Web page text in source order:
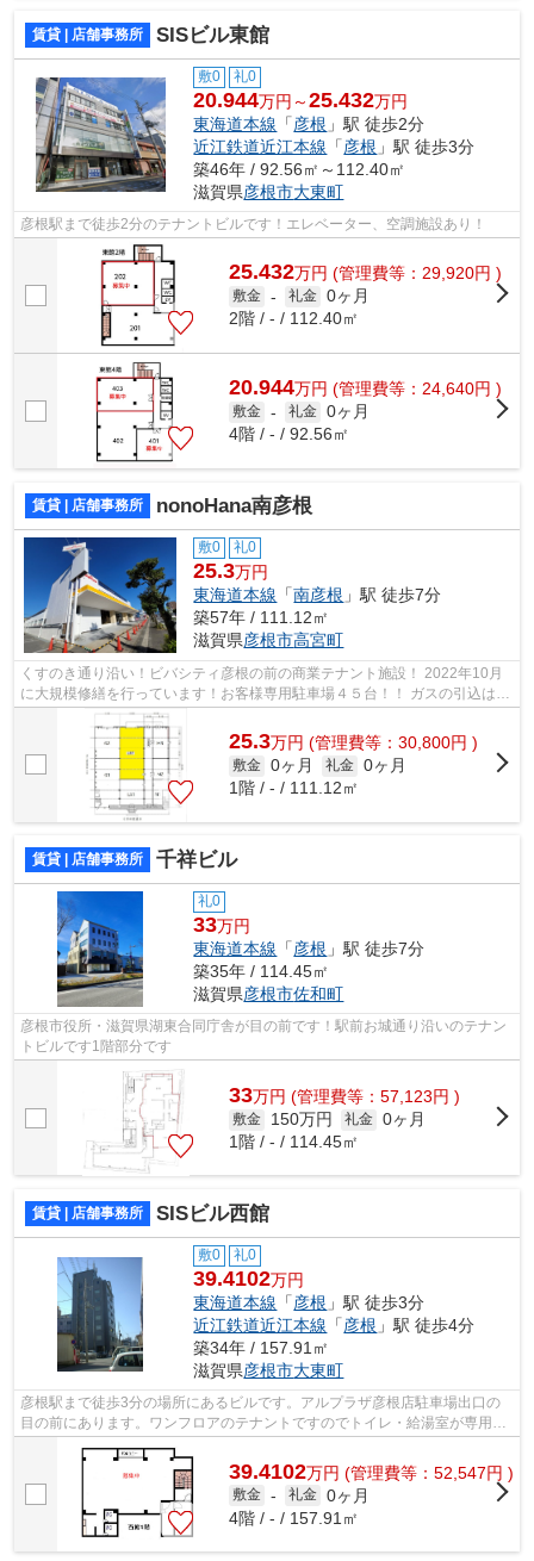
賃貸 | 店舗事務所 SISビル東館
敷0 礼0
20.944万円～25.432万円
東海道本線 「彦根 」駅 徒歩2分
近江鉄道近江本線 「彦根 」駅 徒歩3分
築46年 / 92.56㎡～112.40㎡
滋賀県彦根市大東町
彦根駅まで徒歩2分のテナントビルです！エレベーター、空調施設あり！
25.432万円 (管理費等：29,920円 )
敷金 - 礼金 0ヶ月
2階 / - / 112.40㎡
20.944万円 (管理費等：24,640円 )
敷金 - 礼金 0ヶ月
4階 / - / 92.56㎡
賃貸 | 店舗事務所 nonoHana南彦根
敷0 礼0
25.3万円
東海道本線 「南彦根 」駅 徒歩7分
築57年 / 111.12㎡
滋賀県彦根市高宮町
くすのき通り沿い！ビバシティ彦根の前の商業テナント施設！ 2022年10月
に大規模修繕を行っています！お客様専用駐車場４５台！！ ガスの引込はあ
りませんが工事は可能です。
25.3万円 (管理費等：30,800円 )
敷金 0ヶ月 礼金 0ヶ月
1階 / - / 111.12㎡
賃貸 | 店舗事務所 千祥ビル
礼0
33万円
東海道本線 「彦根 」駅 徒歩7分
築35年 / 114.45㎡
滋賀県彦根市佐和町
彦根市役所・滋賀県湖東合同庁舎が目の前です！駅前お城通り沿いのテナン
トビルです1階部分です
33万円 (管理費等：57,123円 )
敷金 150万円 礼金 0ヶ月
1階 / - / 114.45㎡
賃貸 | 店舗事務所 SISビル西館
敷0 礼0
39.4102万円
東海道本線 「彦根 」駅 徒歩3分
近江鉄道近江本線 「彦根 」駅 徒歩4分
築34年 / 157.91㎡
滋賀県彦根市大東町
彦根駅まで徒歩3分の場所にあるビルです。アルプラザ彦根店駐車場出口の
目の前にあります。ワンフロアのテナントですのでトイレ・給湯室が専用に
39.4102万円 (管理費等：52,547円 )
敷金 - 礼金 0ヶ月
4階 / - / 157.91㎡